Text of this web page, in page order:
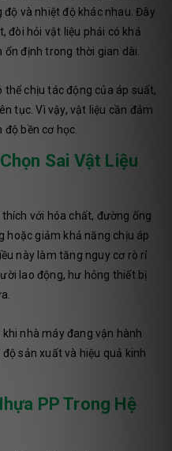
và nhiệt độ khác nhau. Đây
đòi hỏi vật liệu phải có khả
ổn định trong thời gian dài.
thể chịu tác động của áp suất,
tục. Vì vậy, vật liệu cần đảm
độ bền cơ học.
Sai Vật Liệu
với hóa chất, đường ống
hoặc giảm khả năng chịu áp
này làm tăng nguy cơ rò rỉ
lao động, hư hỏng thiết bị
nhà máy đang vận hành
sản xuất và hiệu quả kinh
PP Trong Hệ